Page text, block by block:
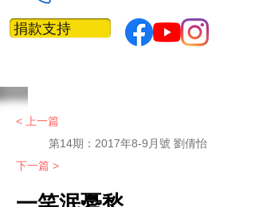
捐款支持
< 上一篇
第14期：2017年8-9月號 劉倩怡
下一篇 >